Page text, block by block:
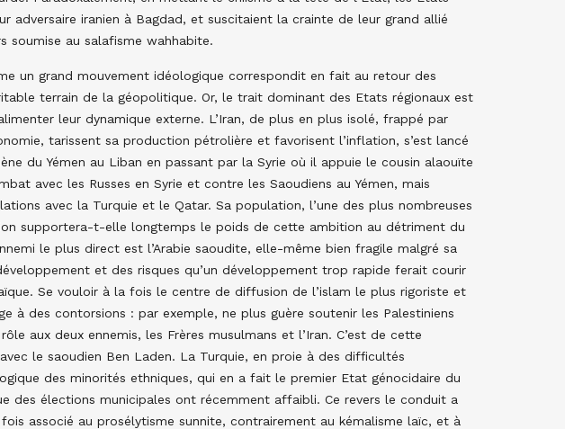
adversaire iranien à Bagdad, et suscitaient la crainte de leur grand allié
soumise au salafisme wahhabite.
un grand mouvement idéologique correspondit en fait au retour des
terrain de la géopolitique. Or, le trait dominant des Etats régionaux est
leur dynamique externe. L’Iran, de plus en plus isolé, frappé par
tarissent sa production pétrolière et favorisent l’inflation, s’est lancé
du Yémen au Liban en passant par la Syrie où il appuie le cousin alaouïte
avec les Russes en Syrie et contre les Saoudiens au Yémen, mais
avec la Turquie et le Qatar. Sa population, l’une des plus nombreuses
supportera-t-elle longtemps le poids de cette ambition au détriment du
le plus direct est l’Arabie saoudite, elle-même bien fragile malgré sa
et des risques qu’un développement trop rapide ferait courir
Se vouloir à la fois le centre de diffusion de l’islam le plus rigoriste et
à des contorsions : par exemple, ne plus guère soutenir les Palestiniens
aux deux ennemis, les Frères musulmans et l’Iran. C’est de cette
le saoudien Ben Laden. La Turquie, en proie à des difficultés
des minorités ethniques, qui en a fait le premier Etat génocidaire du
des élections municipales ont récemment affaibli. Ce revers le conduit a
associé au prosélytisme sunnite, contrairement au kémalisme laïc, et à